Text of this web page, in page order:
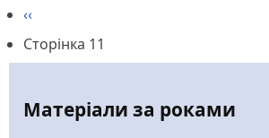
на
Попередня
сторінка
‹‹
Сторінка 11
Матеріали за роками